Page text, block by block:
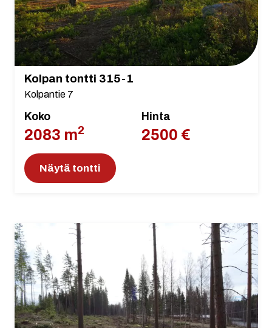
Kolpan tontti 315-1
Kolpantie 7
Koko
2083 m2
Hinta
2500 €
Näytä tontti